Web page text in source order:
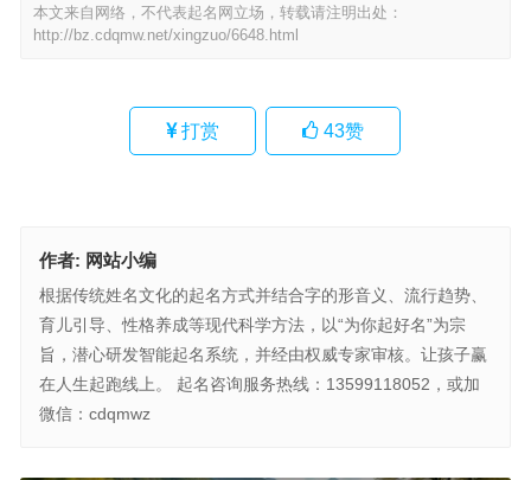
本文来自网络，不代表起名网立场，转载请注明出处：
http://bz.cdqmw.net/xingzuo/6648.html
打赏 43赞
作者: 网站小编
根据传统姓名文化的起名方式并结合字的形音义、流行趋势、
育儿引导、性格养成等现代科学方法，以“为你起好名”为宗
旨，潜心研发智能起名系统，并经由权威专家审核。让孩子赢
在人生起跑线上。 起名咨询服务热线：13599118052，或加
微信：cdqmwz